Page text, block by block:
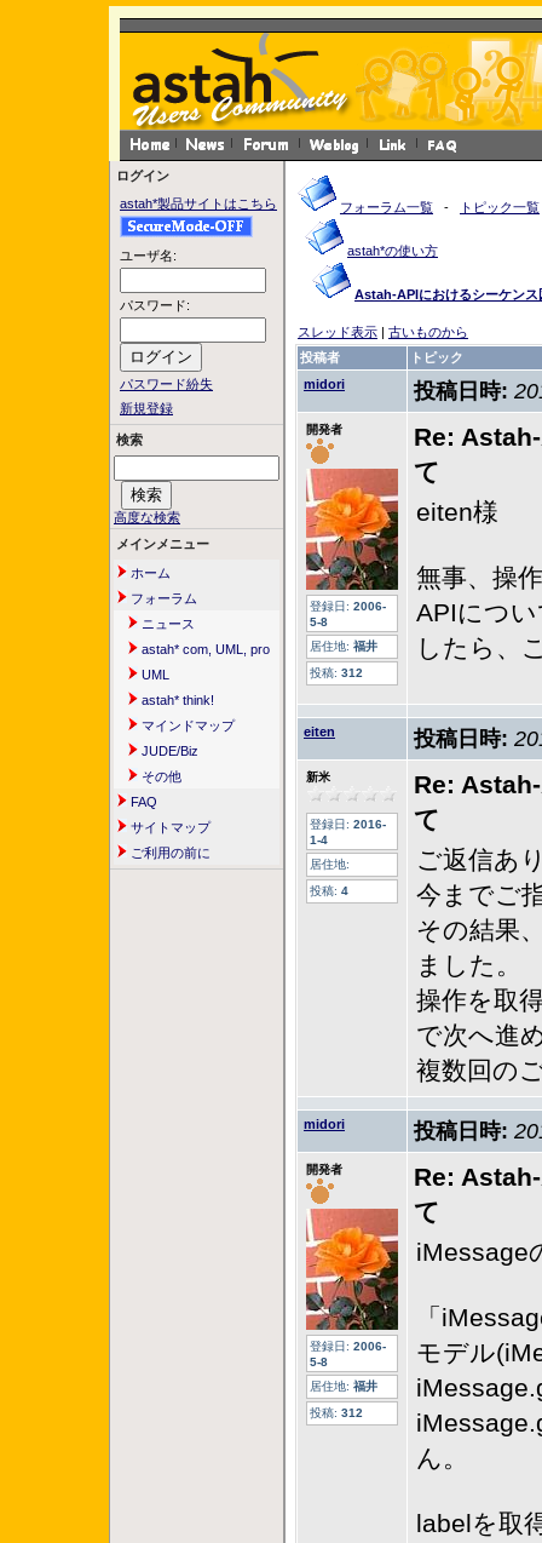
ログイン
astah*製品サイトはこちら
ユーザ名:
パスワード:
パスワード紛失
新規登録
検索
高度な検索
メインメニュー
ホーム
フォーラム
ニュース
astah* com, UML, pro
UML
astah* think!
マインドマップ
JUDE/Biz
その他
FAQ
サイトマップ
ご利用の前に
フォーラム一覧 - トピック一覧
astah*の使い方
Astah-APIにおけるシーケンス
スレッド表示 | 古いものから
投稿者
トピック
midori
投稿日時:
開発者
登録日: 2006-
5-8
居住地: 福井
投稿: 312
Re:
て
eiten様
無事、操
APIにつ
したら、
eiten 投稿日時:
新米
登録日: 2016-
1-4
居住地:
投稿: 4
Re:
て
ご返信あ
今までご
その結果
ました。
操作を取
で次へ進
複数回の
midori 投稿日時:
開発者
登録日: 2006-
5-8
居住地: 福井
投稿: 312
Re:
て
iMessage
「
モデル
ん。
labelを取